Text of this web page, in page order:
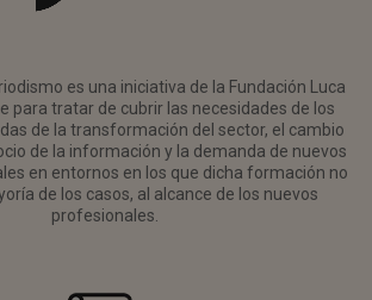
es una iniciativa de la Fundación Luca
para tratar de cubrir las necesidades de los
de la transformación del sector, el cambio
de la información y la demanda de nuevos
en entornos en los que dicha formación no
de los casos, al alcance de los nuevos
profesionales.